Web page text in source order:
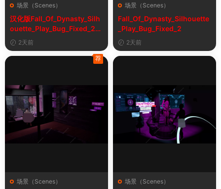
场景（Scenes）
汉化版Fall_Of_Dynasty_Silh
ouette_Play_Bug_Fixed_2&
《王朝陨落》剪影玩法修复版
2天前
场景（Scenes）
Fall_Of_Dynasty_Silhouette
_Play_Bug_Fixed_2
2天前
场景（Scenes）
荐
场景（Scenes）